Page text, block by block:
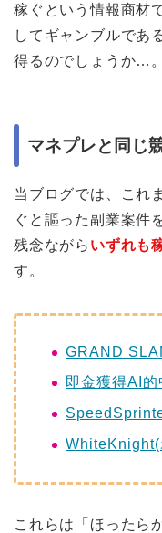
稼ぐという情報商材
してギャンブルであ
得るのでしょうか…。
マネプレと同じ
当ブログでは、これ
ぐと謳った副業案件
残念ながら いずれも
す。
GRAND
即金獲得AI的
WhiteKnight(
これらは「ほったら